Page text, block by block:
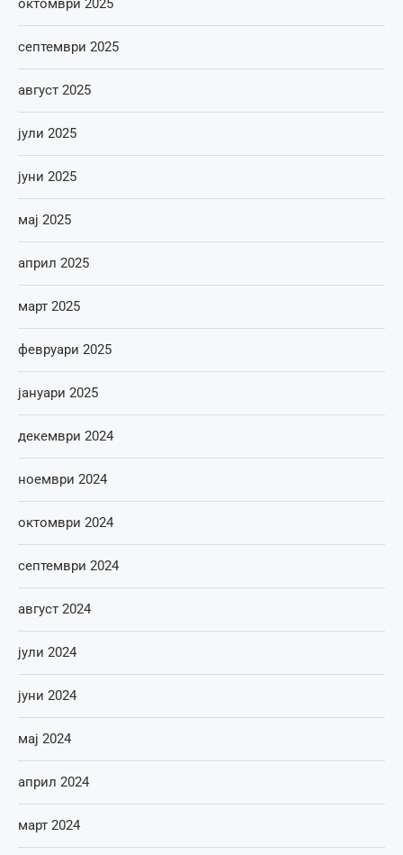
октомври 2025
септември 2025
август 2025
јули 2025
јуни 2025
мај 2025
април 2025
март 2025
февруари 2025
јануари 2025
декември 2024
ноември 2024
октомври 2024
септември 2024
август 2024
јули 2024
јуни 2024
мај 2024
април 2024
март 2024